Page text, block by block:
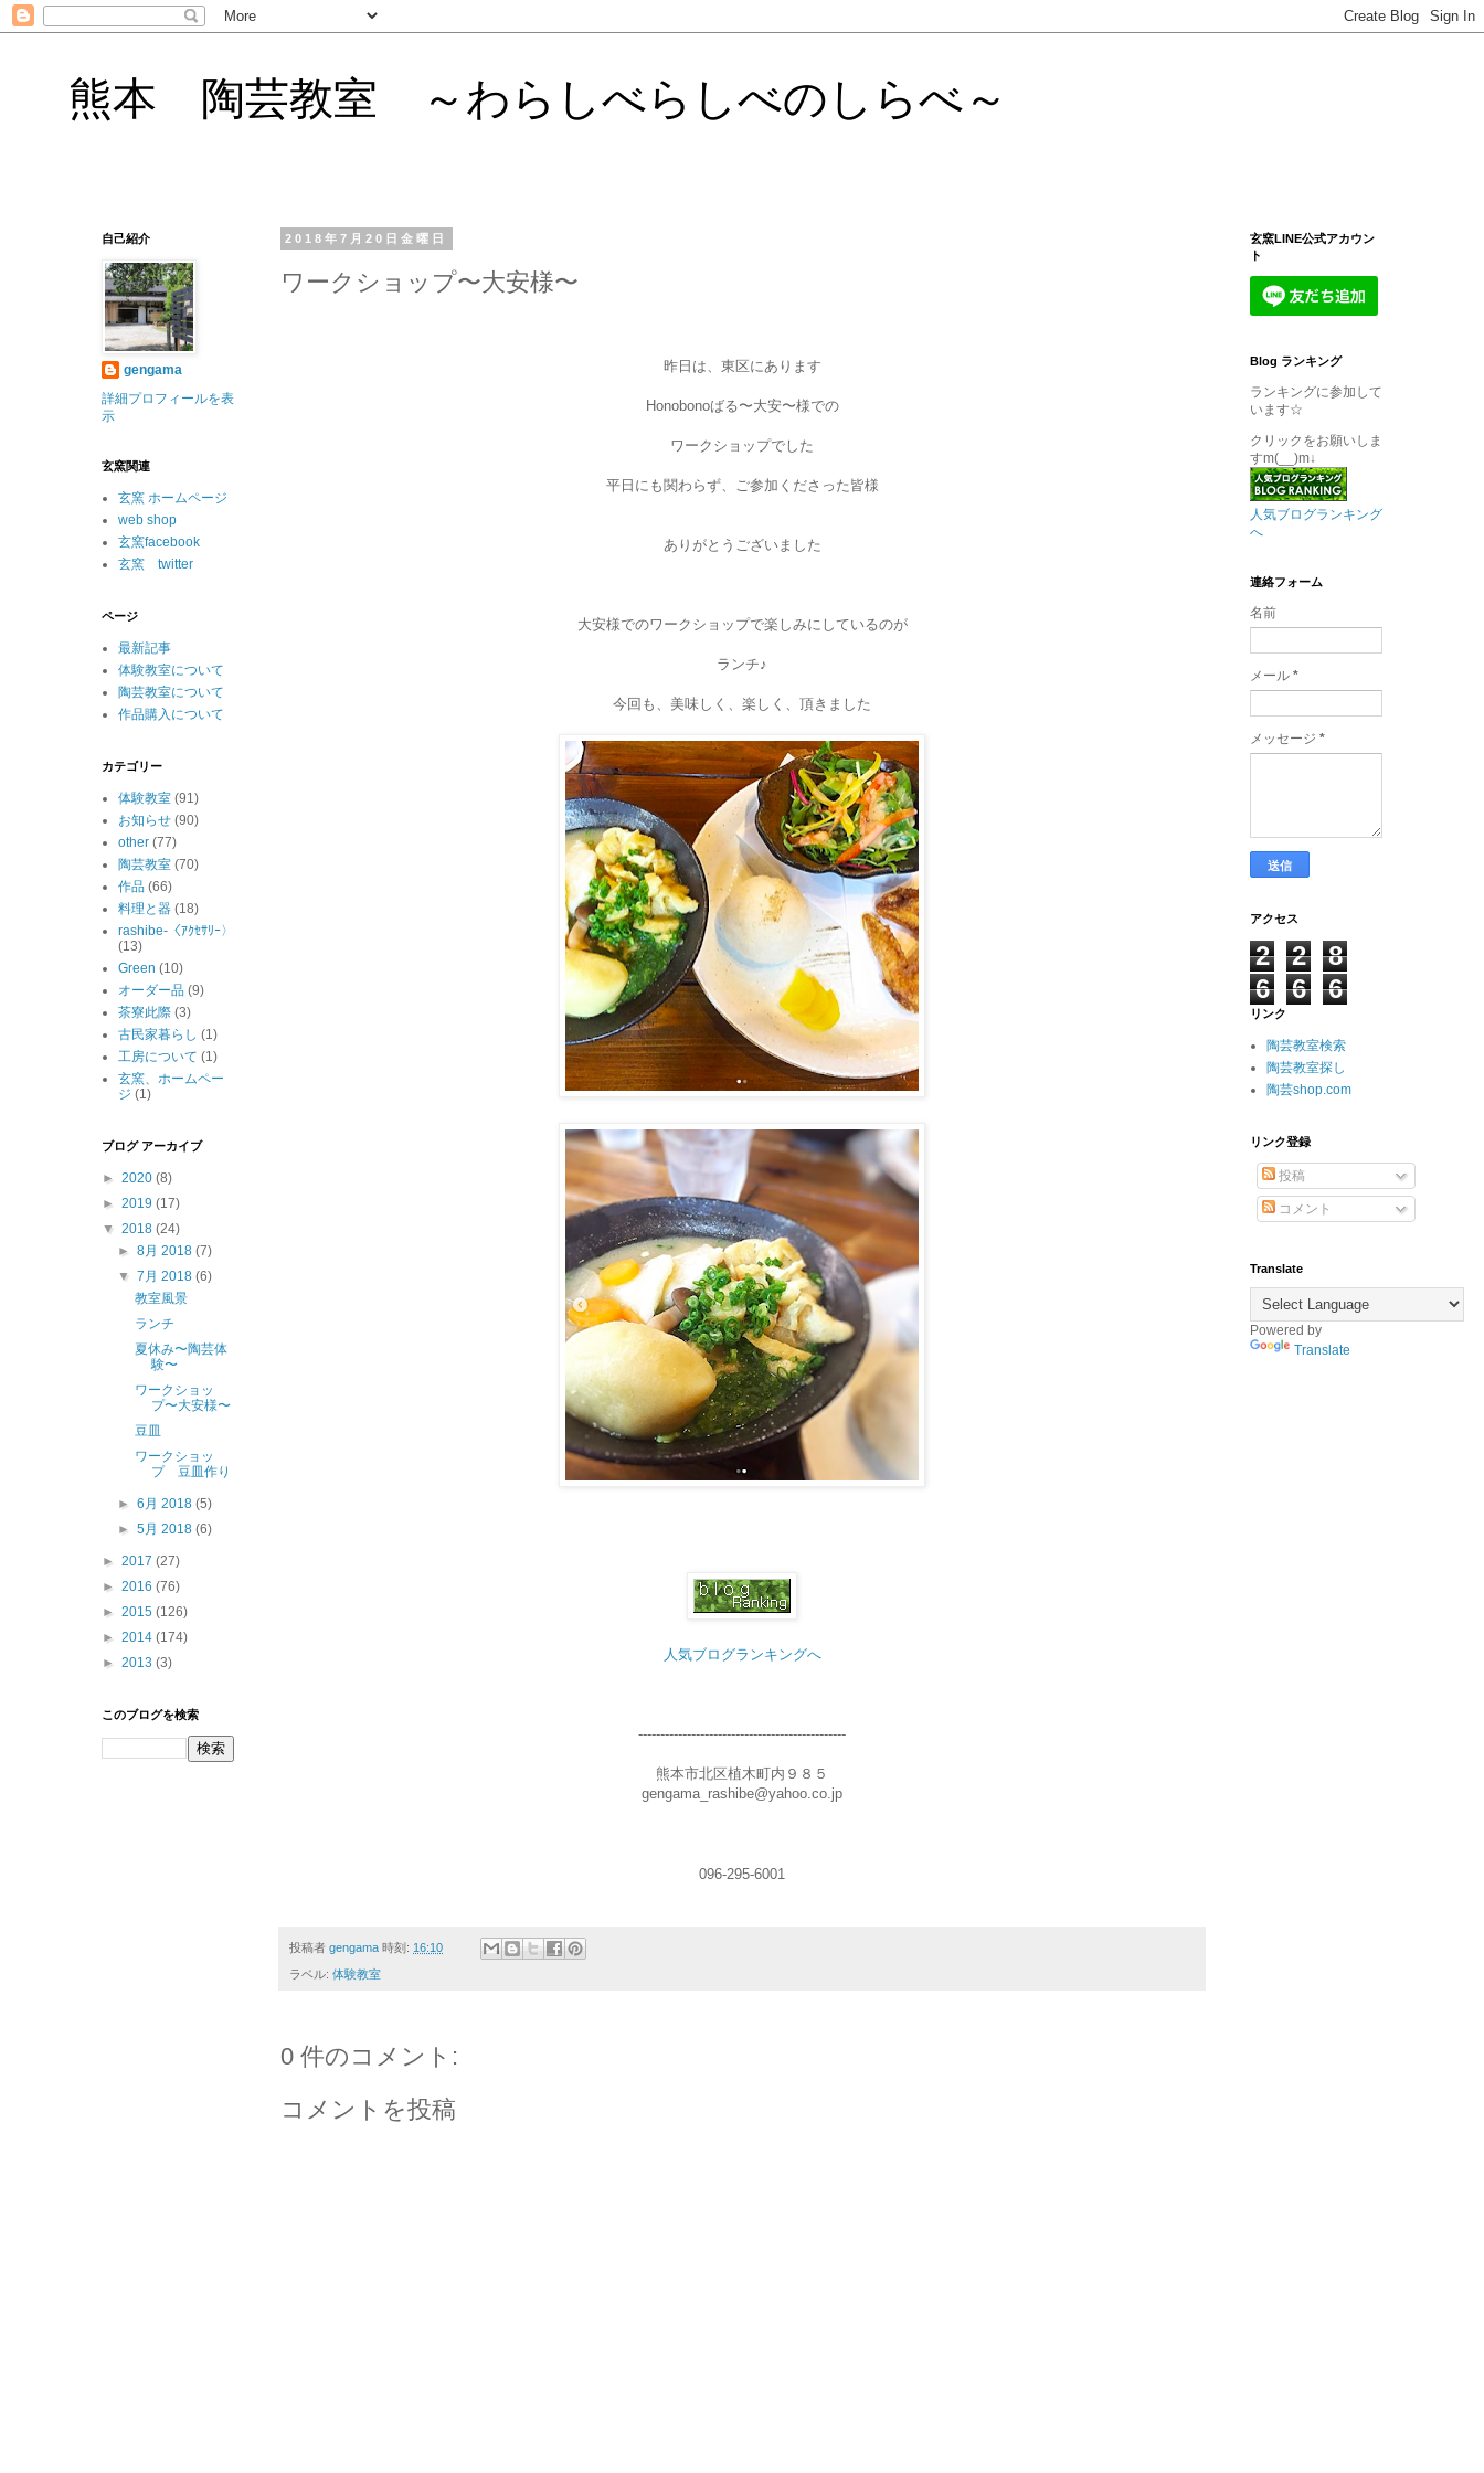
熊本 陶芸教室 ～わらしべらしべのしらべ～
2018年7月20日金曜日
ワークショップ〜大安様〜
昨日は、東区にあります
Honobonoばる〜大安〜様での
ワークショップでした
平日にも関わらず、ご参加くださった皆様
ありがとうございました
大安様でのワークショップで楽しみにしているのが
ランチ♪
今回も、美味しく、楽しく、頂きました
人気ブログランキングへ
-----------------------------------------------
熊本市北区植木町内９８５
gengama_rashibe@yahoo.co.jp
096-295-6001
投稿者 gengama 時刻: 16:10
ラベル: 体験教室
0 件のコメント:
コメントを投稿
自己紹介
gengama
詳細プロフィールを表
示
玄窯関連
玄窯 ホームページ
web shop
玄窯facebook
玄窯 twitter
ページ
最新記事
体験教室について
陶芸教室について
作品購入について
カテゴリー
体験教室 (91)
お知らせ (90)
other (77)
陶芸教室 (70)
作品 (66)
料理と器 (18)
rashibe-〈ｱｸｾｻﾘｰ〉
(13)
Green (10)
オーダー品 (9)
茶寮此際 (3)
古民家暮らし (1)
工房について (1)
玄窯、ホームペー
ジ (1)
ブログ アーカイブ
► 2020 (8)
► 2019 (17)
▼ 2018 (24)
►8月 2018(7)
▼7月 2018(6)
教室風景
ランチ
夏休み〜陶芸体
験〜
ワークショッ
プ〜大安様〜
豆皿
ワークショッ
プ 豆皿作り
►6月 2018(5)
►5月 2018(6)
► 2017 (27)
► 2016 (76)
► 2015 (126)
► 2014 (174)
► 2013 (3)
このブログを検索
玄窯LINE公式アカウン
ト
Blog ランキング
ランキングに参加して
います☆
クリックをお願いしま
すm(__)m↓
人気ブログランキング
へ
連絡フォーム
名前
メール *
メッセージ *
アクセス
2 2
8
6
6 6
リンク
陶芸教室検索
陶芸教室探し
陶芸shop.com
リンク登録
投稿
コメント
Translate
Powered by
Translate